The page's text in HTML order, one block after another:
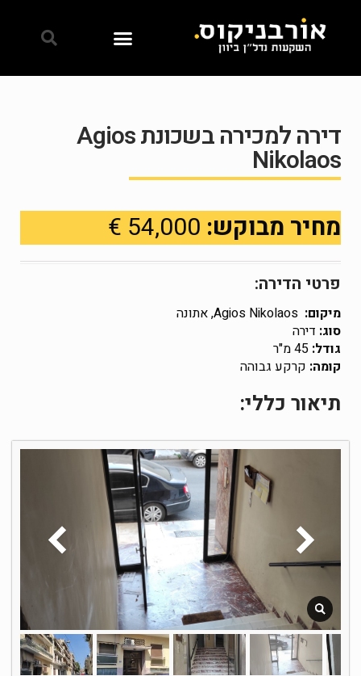
דירה למכירה בשכונת Agios
Nikolaos
מחיר מבוקש:
פרטי הדירה:
מיקום:
סוג: דירה
גודל:
קומה: קרקע גבוהה
תיאור כללי: